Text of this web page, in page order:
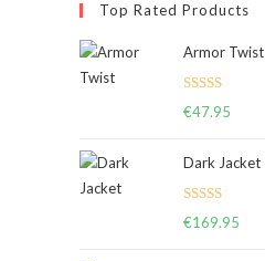
Top Rated Products
Armor Twist
Note5.00
€47.95
Dark Jacket
Note5.00
€169.95